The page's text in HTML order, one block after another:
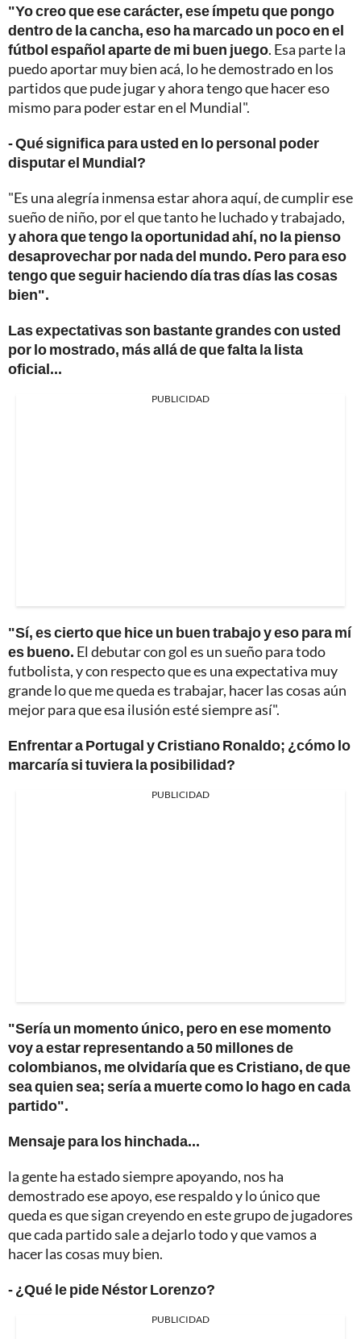
"Yo creo que ese carácter, ese ímpetu que pongo
dentro de la cancha, eso ha marcado un poco en el
fútbol español aparte de mi buen juego. Esa parte la
puedo aportar muy bien acá, lo he demostrado en los
partidos que pude jugar y ahora tengo que hacer eso
mismo para poder estar en el Mundial".
- Qué significa para usted en lo personal poder
disputar el Mundial?
"Es una alegría inmensa estar ahora aquí, de cumplir ese
sueño de niño, por el que tanto he luchado y trabajado,
y ahora que tengo la oportunidad ahí, no la pienso
desaprovechar por nada del mundo. Pero para eso
tengo que seguir haciendo día tras días las cosas
bien".
Las expectativas son bastante grandes con usted
por lo mostrado, más allá de que falta la lista
oficial...
PUBLICIDAD
"Sí, es cierto que hice un buen trabajo y eso para mí
es bueno. El debutar con gol es un sueño para todo
futbolista, y con respecto que es una expectativa muy
grande lo que me queda es trabajar, hacer las cosas aún
mejor para que esa ilusión esté siempre así".
Enfrentar a Portugal y Cristiano Ronaldo; ¿cómo lo
marcaría si tuviera la posibilidad?
PUBLICIDAD
"Sería un momento único, pero en ese momento
voy a estar representando a 50 millones de
colombianos, me olvidaría que es Cristiano, de que
sea quien sea; sería a muerte como lo hago en cada
partido".
Mensaje para los hinchada...
la gente ha estado siempre apoyando, nos ha
demostrado ese apoyo, ese respaldo y lo único que
queda es que sigan creyendo en este grupo de jugadores
que cada partido sale a dejarlo todo y que vamos a
hacer las cosas muy bien.
- ¿Qué le pide Néstor Lorenzo?
PUBLICIDAD